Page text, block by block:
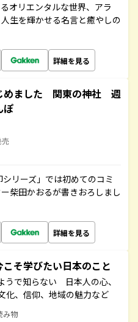
オリエンタルな世界、アラ
生を輝かせる名言と癒やしの
詳細を見る
めました 関東の神社 週
ぽ
売
リーズ」では初めてのコミ
柴田かおるが書きおろしまし
詳細を見る
そ学びたい日本のこと
うで知らない 日本人の心、
化、信仰、地域の魅力など
み物